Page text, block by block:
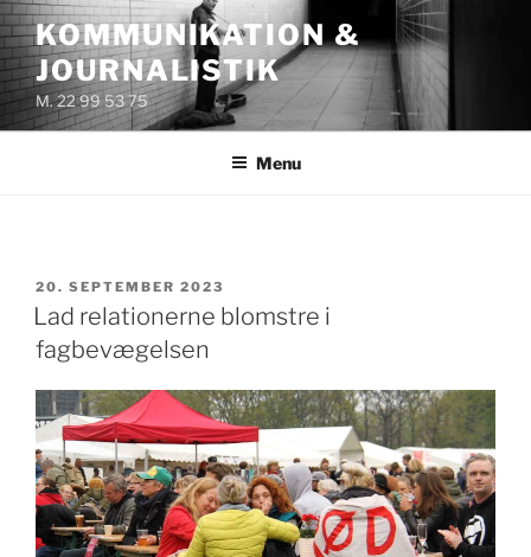
Videre
til
indhold
KOMMUNIKATION &
JOURNALISTIK
M. 22 99 53 75
Menu
UDGIVET
DEN
20. SEPTEMBER 2023
Lad relationerne blomstre i
fagbevægelsen